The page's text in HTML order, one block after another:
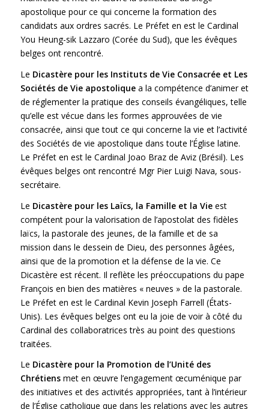
apostolique pour ce qui concerne la formation des
candidats aux ordres sacrés. Le Préfet en est le Cardinal
You Heung-sik Lazzaro (Corée du Sud), que les évêques
belges ont rencontré.
Le Dicastère pour les Instituts de Vie Consacrée et Les
Sociétés de Vie apostoliquea la compétence d’animer et
de réglementer la pratique des conseils évangéliques, telle
qu’elle est vécue dans les formes approuvées de vie
consacrée, ainsi que tout ce qui concerne la vie et l’activité
des Sociétés de vie apostolique dans toute l’Église latine.
Le Préfet en est le Cardinal Joao Braz de Aviz (Brésil). Les
évêques belges ont rencontré Mgr Pier Luigi Nava, sous-
secrétaire.
Le Dicastère pour les Laïcs, la Famille et la Vieest
compétent pour la valorisation de l’apostolat des fidèles
laïcs, la pastorale des jeunes, de la famille et de sa
mission dans le dessein de Dieu, des personnes âgées,
ainsi que de la promotion et la défense de la vie. Ce
Dicastère est récent. Il reflète les préoccupations du pape
François en bien des matières « neuves » de la pastorale.
Le Préfet en est le Cardinal Kevin Joseph Farrell (États-
Unis). Les évêques belges ont eu la joie de voir à côté du
Cardinal des collaboratrices très au point des questions
traitées.
Le Dicastère pour la Promotion de l’Unité des
Chrétiensmet en œuvre l’engagement œcuménique par
des initiatives et des activités appropriées, tant à l’intérieur
de l’Église catholique que dans les relations avec les autres